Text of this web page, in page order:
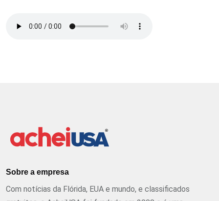
Sobre a empresa
Com notícias da Flórida, EUA e mundo, e classificados